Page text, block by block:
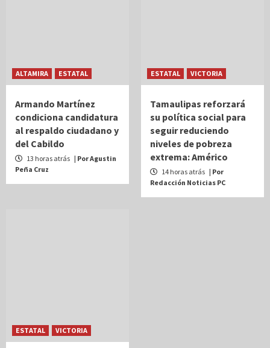
ALTAMIRA ESTATAL
Armando Martínez
condiciona candidatura
al respaldo ciudadano y
del Cabildo
13 horas atrás | Por Agustin
Peña Cruz
ESTATAL VICTORIA
Tamaulipas reforzará
su política social para
seguir reduciendo
niveles de pobreza
extrema: Américo
14 horas atrás | Por
Redacción Noticias PC
ESTATAL VICTORIA